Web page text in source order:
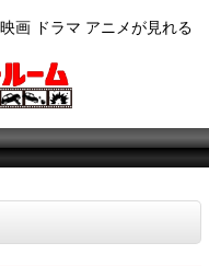
画 ドラマ アニメが見れる